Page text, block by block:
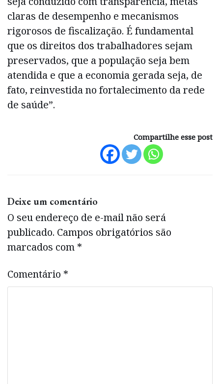
claras de desempenho e mecanismos
rigorosos de fiscalização. É fundamental
que os direitos dos trabalhadores sejam
preservados, que a população seja bem
atendida e que a economia gerada seja, de
fato, reinvestida no fortalecimento da rede
de saúde”.
Compartilhe esse post
Deixe um comentário
O seu endereço de e-mail não será
publicado. Campos obrigatórios são
marcados com *
Comentário *